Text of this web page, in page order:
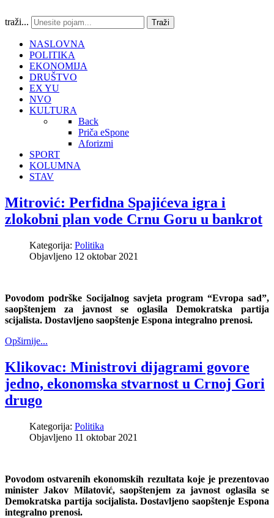
traži... Traži
NASLOVNA
POLITIKA
EKONOMIJA
DRUŠTVO
EX YU
NVO
KULTURA
Back
Priča eSpone
Aforizmi
SPORT
KOLUMNA
STAV
Mitrović: Perfidna Spajićeva igra i
zlokobni plan vode Crnu Goru u bankrot
Kategorija: Politika
Objavljeno 12 oktobar 2021
Povodom podrške Socijalnog savjeta program “Evropa sad”,
saopštenjem za javnost se oglasila Demokratska partija
scijalista. Dostavljeno saopštenje Espona integralno prenosi.
Opširnije...
Klikovac: Ministrovi dijagrami govore
jedno, ekonomska stvarnost u Crnoj Gori
drugo
Kategorija: Politika
Objavljeno 11 oktobar 2021
Povodom ostvarenih ekonomskih rezultata koje je prezentovao
minister Jakov Milatović, saopštenjem za javnost oglasila se
Demokratska partija socijalista. Dostavljeno saopštenje Espona
integralno prenosi.